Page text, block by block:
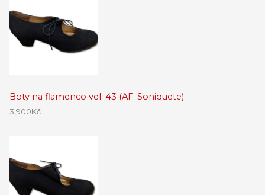
Boty na flamenco vel. 43 (AF_Soniquete)
3,900Kč